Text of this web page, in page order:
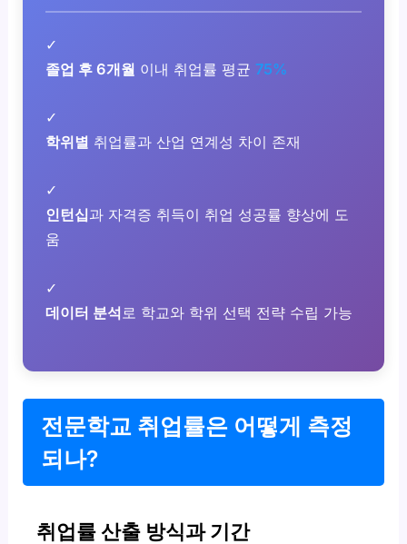
✓
졸업 후 6개월 이내 취업률 평균75%
✓
학위별 취업률과 산업 연계성 차이 존재
✓
인턴십과 자격증 취득이 취업 성공률 향상에 도
움
✓
데이터 분석 로 학교와 학위 선택 전략 수립 가능
전문학교 취업률은 어떻게 측정
되나?
취업률 산출 방식과 기간